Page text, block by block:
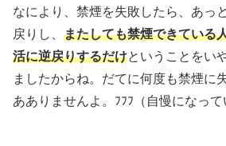
なにより、禁煙を失敗したら、あっ
戻りし、 またしても禁煙できている
活に逆戻りするだけということをい
ましたからね。だてに何度も禁煙に
あありませんよ。ﾌﾌﾌ（自慢になって